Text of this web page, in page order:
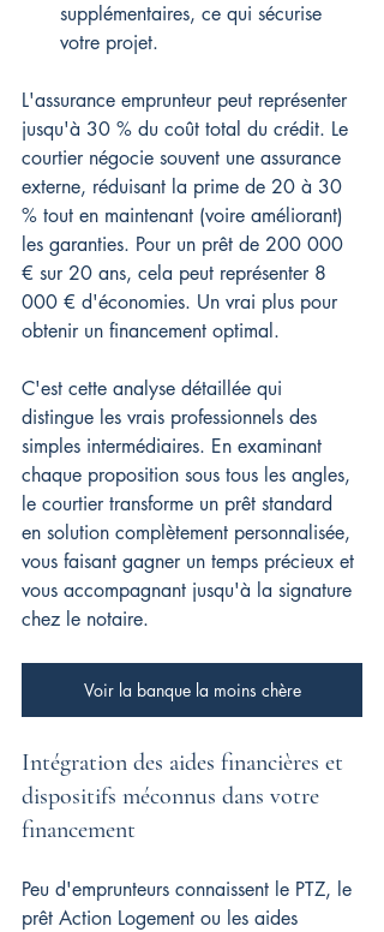
supplémentaires, ce qui sécurise
votre projet.
L'assurance emprunteur peut représenter
jusqu'à 30 % du coût total du crédit. Le
courtier négocie souvent une assurance
externe, réduisant la prime de 20 à 30
% tout en maintenant (voire améliorant)
les garanties. Pour un prêt de 200 000
€ sur 20 ans, cela peut représenter 8
000 € d'économies. Un vrai plus pour
obtenir un financement optimal.
C'est cette analyse détaillée qui
distingue les vrais professionnels des
simples intermédiaires. En examinant
chaque proposition sous tous les angles,
le courtier transforme un prêt standard
en solution complètement personnalisée,
vous faisant gagner un temps précieux et
vous accompagnant jusqu'à la signature
chez le notaire.
Voir la banque la moins chère
Intégration des aides financières et
dispositifs méconnus dans votre
financement
Peu d'emprunteurs connaissent le PTZ, le
prêt Action Logement ou les aides